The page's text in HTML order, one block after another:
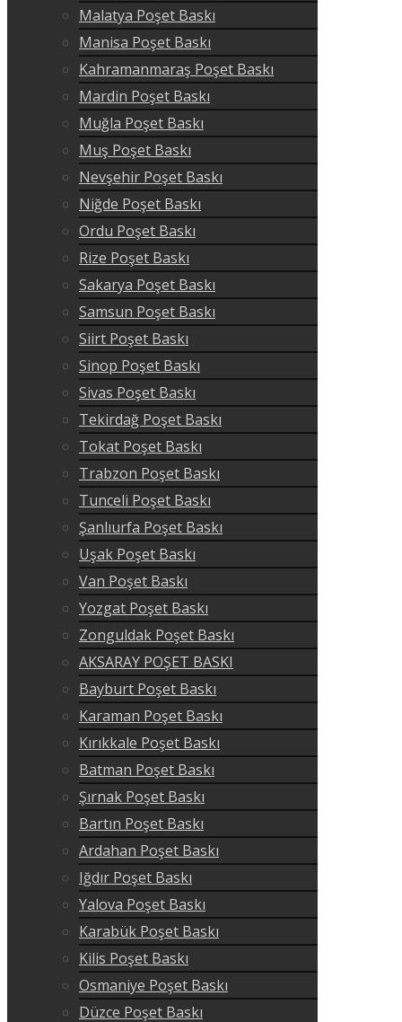
Malatya Poşet Baskı
Manisa Poşet Baskı
Kahramanmaraş Poşet Baskı
Mardin Poşet Baskı
Muğla Poşet Baskı
Muş Poşet Baskı
Nevşehir Poşet Baskı
Niğde Poşet Baskı
Ordu Poşet Baskı
Rize Poşet Baskı
Sakarya Poşet Baskı
Samsun Poşet Baskı
Siirt Poşet Baskı
Sinop Poşet Baskı
Sivas Poşet Baskı
Tekirdağ Poşet Baskı
Tokat Poşet Baskı
Trabzon Poşet Baskı
Tunceli Poşet Baskı
Şanlıurfa Poşet Baskı
Uşak Poşet Baskı
Van Poşet Baskı
Yozgat Poşet Baskı
Zonguldak Poşet Baskı
AKSARAY POŞET BASKI
Bayburt Poşet Baskı
Karaman Poşet Baskı
Kırıkkale Poşet Baskı
Batman Poşet Baskı
Şırnak Poşet Baskı
Bartın Poşet Baskı
Ardahan Poşet Baskı
Iğdır Poşet Baskı
Yalova Poşet Baskı
Karabük Poşet Baskı
Kilis Poşet Baskı
Osmaniye Poşet Baskı
Düzce Poşet Baskı